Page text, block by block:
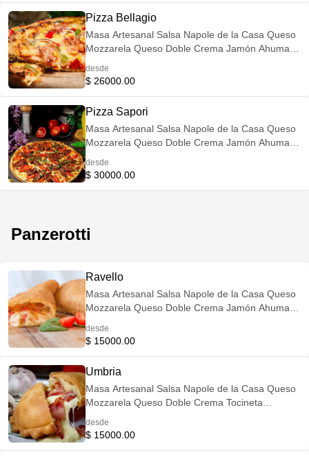
Pizza Bellagio
Masa Artesanal Salsa Napole de la Casa Queso
Mozzarela Queso Doble Crema Jamón Ahumado
Cebolla
desde
$ 26000.00
Pizza Sapori
Masa Artesanal Salsa Napole de la Casa Queso
Mozzarela Queso Doble Crema Jamón Ahumado
Chorizo Artesanal Salchichón Español
desde
$ 30000.00
Panzerotti
Ravello
Masa Artesanal Salsa Napole de la Casa Queso
Mozzarela Queso Doble Crema Jamón Ahumado
desde
$ 15000.00
Umbria
Masa Artesanal Salsa Napole de la Casa Queso
Mozzarela Queso Doble Crema Tocineta
desde
$ 15000.00